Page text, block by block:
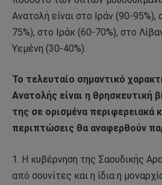
Ανατολή είναι στο Ιράν (90-
75%), στο Ιράκ (60-70%), στο
Υεμένη (30-40%).
Το τελευταίο σημαντικό
Ανατολής είναι η θρησκευτική
της σε ορισμένα περιφερειακά
περιπτώσεις θα αναφερθούν
1. Η κυβέρνηση της Σαουδικής
από σουνίτες και η ίδια η